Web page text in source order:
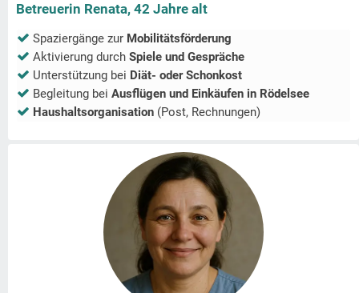
Betreuerin Renata, 42 Jahre alt
Spaziergänge zur Mobilitätsförderung
Aktivierung durch Spiele und Gespräche
Unterstützung bei Diät- oder Schonkost
Begleitung bei Ausflügen und Einkäufen in Rödelsee
Haushaltsorganisation (Post, Rechnungen)